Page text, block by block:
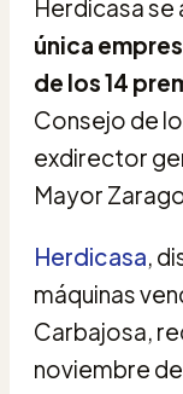
Herdicasa se
única
de los 14
Consejo de
exdirector
Mayor
Herdicasa,
máquinas
Carbajosa,
noviembre